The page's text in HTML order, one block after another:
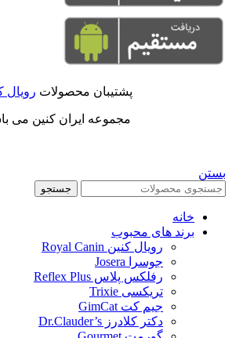
پشتیبان محصولات رویال
مجموعه ایران کنین می
بستن
جستجو
خانه
برند های محبوب
رویال کنین Royal Canin
جوسرا Josera
رفلکس پلاس Reflex Plus
تریکسی Trixie
جیم کت GimCat
دکتر کلادرز Dr.Clauder’s